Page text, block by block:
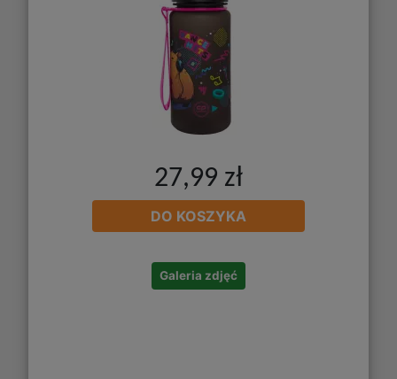
27,99 zł
DO KOSZYKA
Galeria zdjęć